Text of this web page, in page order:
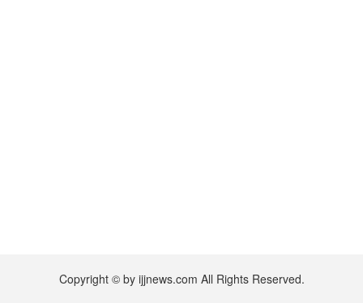
Copyright © by ijjnews.com All Rights Reserved.